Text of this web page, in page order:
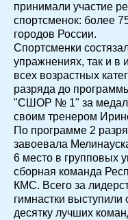
принимали участие
спортсменок: более
городов России.
Спортсменки
упражнениях, так и в
всех возрастных
разряда до
"СШОР № 1" за
своим тренером
По программе 2
завоевала
6 место в групповых
сборная команда
КМС. Всего за
гимнастки
десятку лучших